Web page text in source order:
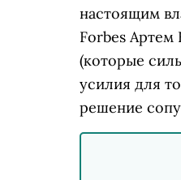
настоящим
Forbes Артем
(которые
усилия для
решение